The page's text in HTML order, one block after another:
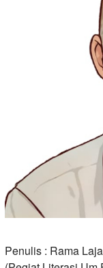
Penulis : Rama